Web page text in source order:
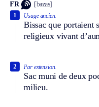
FR [bəzas]
Usage ancien.
Bissac que portaient
religieux vivant
1
Par extension.
Sac muni de deux
milieu.
2